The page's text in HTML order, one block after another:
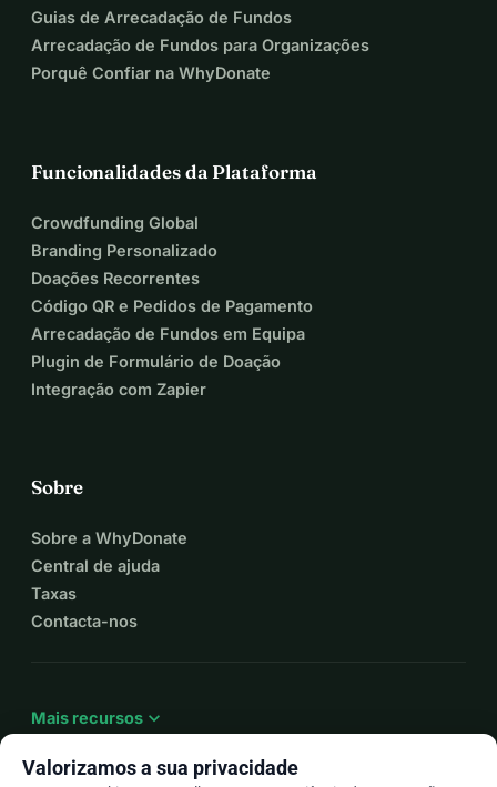
Guias de Arrecadação de Fundos
Arrecadação de Fundos para Organizações
Porquê Confiar na WhyDonate
Funcionalidades da Plataforma
Crowdfunding Global
Branding Personalizado
Doações Recorrentes
Código QR e Pedidos de Pagamento
Arrecadação de Fundos em Equipa
Plugin de Formulário de Doação
Integração com Zapier
Sobre
Sobre a WhyDonate
Central de ajuda
Taxas
Contacta-nos
Mais recursos expand_more
Valorizamos a sua privacidade